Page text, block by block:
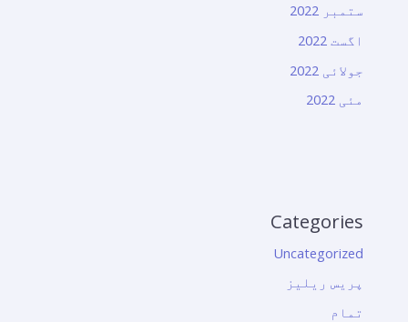
ستمبر 2022
اگست 2022
جولائی 2022
مئی 2022
Categories
Uncategorized
پریس ریلیز
تمام